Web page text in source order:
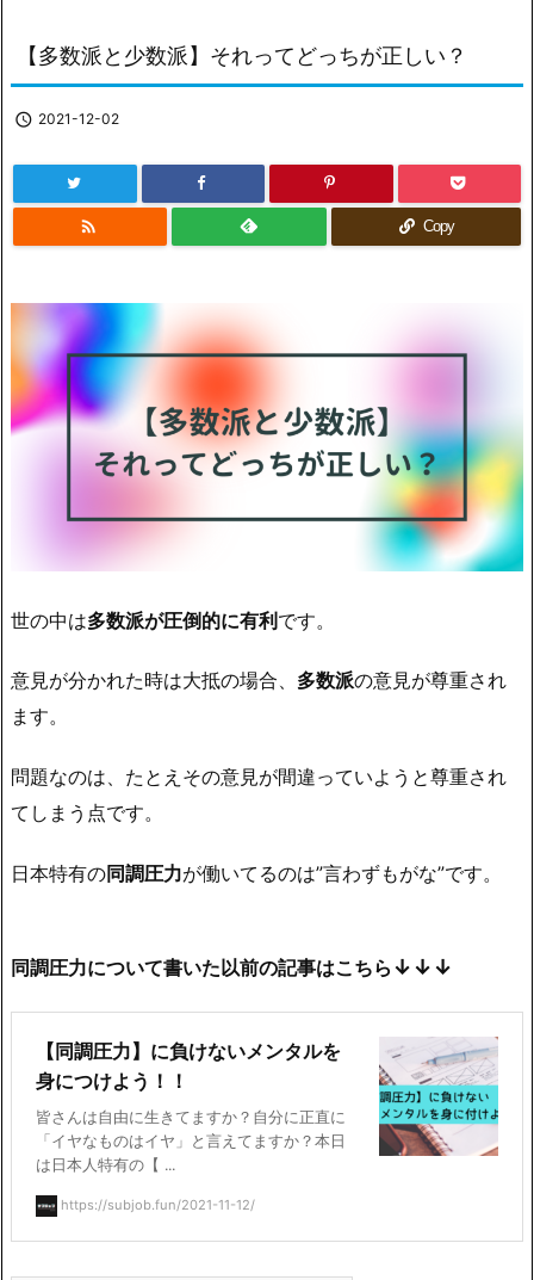
【多数派と少数派】それってどっちが正しい？
 2021-12-02
 Copy
世の中は多数派が圧倒的に有利です。
意見が分かれた時は大抵の場合、 多数派の意見が尊重され
ます。
問題なのは、たとえその意見が間違っていようと尊重され
てしまう点です。
日本特有の同調圧力が働いてるのは”言わずもがな”です。
同調圧力について書いた以前の記事はこちら ↓↓↓
【同調圧力】に負けないメンタルを
身につけよう！！
皆さんは自由に生きてますか？自分に正直に
「イヤなものはイヤ」と言えてますか？本日
は日本人特有の【 ...
https://subjob.fun/2021-11-12/